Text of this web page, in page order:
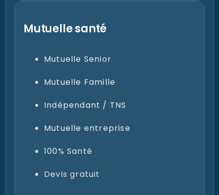
Mutuelle santé
Mutuelle Senior
Mutuelle Famille
Indépendant / TNS
Mutuelle entreprise
100% Santé
Devis gratuit